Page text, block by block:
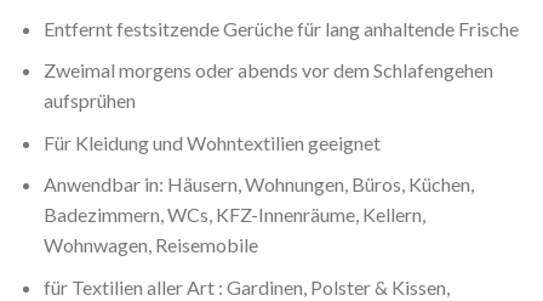
Entfernt festsitzende Gerüche für lang anhaltende Frische
Zweimal morgens oder abends vor dem Schlafengehen
aufsprühen
Für Kleidung und Wohntextilien geeignet
Anwendbar in: Häusern, Wohnungen, Büros, Küchen,
Badezimmern, WCs, KFZ-Innenräume, Kellern,
Wohnwagen, Reisemobile
für Textilien aller Art : Gardinen, Polster & Kissen,